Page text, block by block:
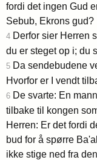
fordi det ingen Gud
Sebub, Ekrons gud?
4 Derfor sier Herren
du er steget op i; du
5 Da sendebudene
Hvorfor er I vendt
6 De svarte: En
tilbake til kongen
Herren: Er det fordi
bud for å spørre
ikke stige ned fra